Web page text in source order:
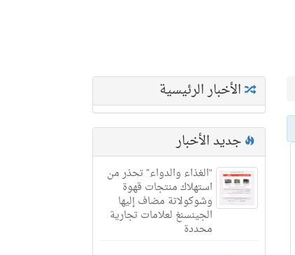
الأخبار الرئيسية
جديد الأخبار
“الغذاء والدواء” تحذر من
استهلاك منتجات قهوة
وشوكولاتة مضاف إليها
الجينسنغ لعلامات تجارية
محددة